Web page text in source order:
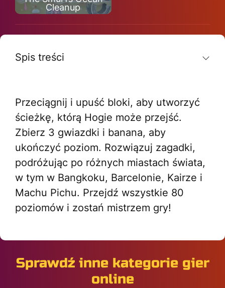
Cleanup
Spis treści
Przeciągnij i upuść bloki, aby utworzyć
ścieżkę, którą Hogie może przejść.
Zbierz 3 gwiazdki i banana, aby
ukończyć poziom. Rozwiązuj zagadki,
podróżując po różnych miastach świata,
w tym w Bangkoku, Barcelonie, Kairze i
Machu Pichu. Przejdź wszystkie 80
poziomów i zostań mistrzem gry!
Sprawdź inne kategorie gier
online